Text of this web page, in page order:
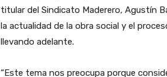
titular del Sindicato Maderero, Agustín
la actualidad de la obra social y el
llevando adelante.
“Este tema nos preocupa porque